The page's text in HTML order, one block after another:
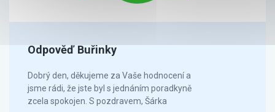
Odpověď Buřinky
Dobrý den, děkujeme za Vaše hodnocení a
jsme rádi, že jste byl s jednáním poradkyně
zcela spokojen. S pozdravem, Šárka